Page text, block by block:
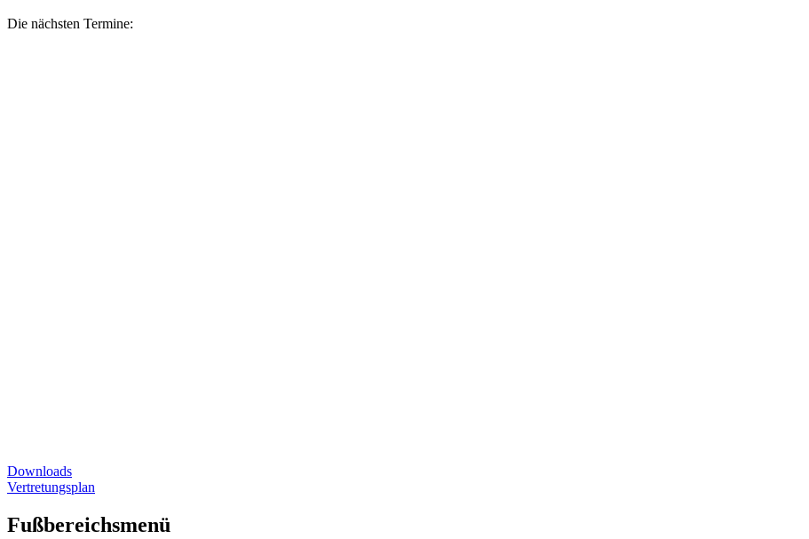
Die nächsten Termine:
Downloads
Vertretungsplan
Fußbereichsmenü